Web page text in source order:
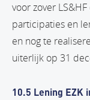
voor zover
participaties en
en nog te
uiterlijk op 31
10.5 Lening EZK